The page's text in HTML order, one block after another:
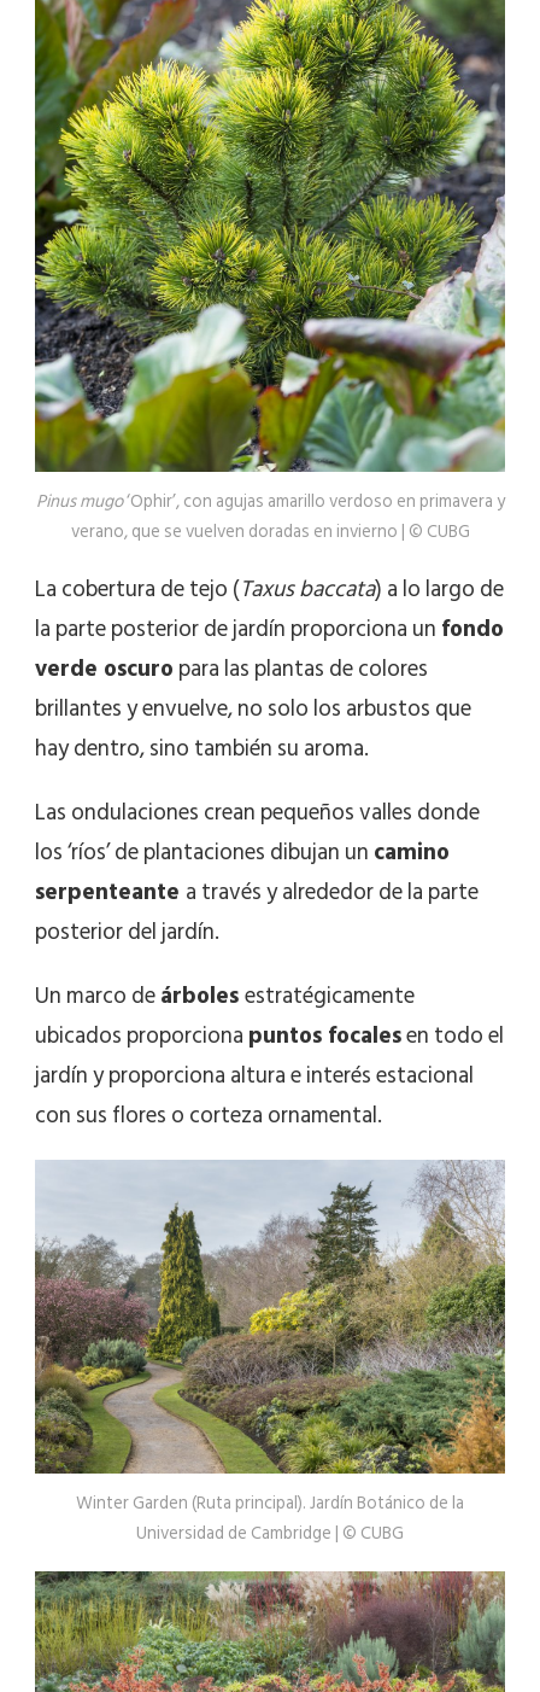
Pinus mugo‘Ophir’, con agujas amarillo verdoso en primavera y
verano, que se vuelven doradas en invierno | © CUBG
La cobertura de tejo (Taxusbaccata) a lo largo de
la parte posterior de jardín proporciona unfondo
verde oscuropara las plantas de colores
brillantes y envuelve, no solo los arbustos que
hay dentro, sino también su aroma.
Las ondulaciones crean pequeños valles donde
los ‘ríos’ de plantaciones dibujan uncamino
serpenteante a través y alrededor de la parte
posterior del jardín.
Un marco deárbolesestratégicamente
ubicados proporcionapuntos focalesen todo el
jardín y proporciona altura e interés estacional
con sus flores o corteza ornamental.
Winter Garden (Ruta principal). Jardín Botánico de la
Universidad de Cambridge | © CUBG